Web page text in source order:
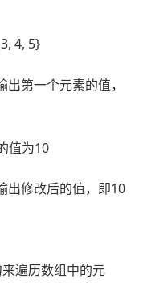
4, 5}
第一个元素的值，
值为10
修改后的值，即10
遍历数组中的元